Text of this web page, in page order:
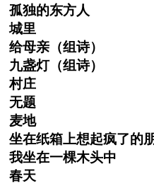
孤独的东方人
城里
给母亲（组诗）
九盏灯（组诗）
村庄
无题
麦地
坐在纸箱上想起疯了的
我坐在一棵木头中
春天